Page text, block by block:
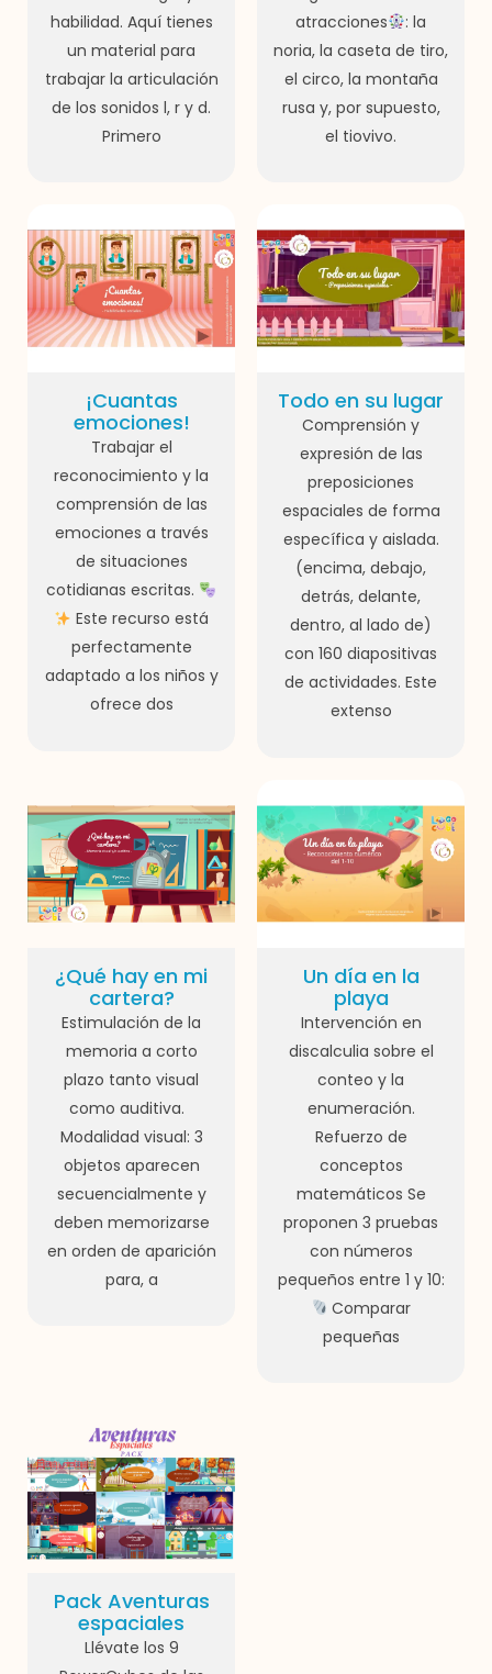
habilidad. Aquí tienes
un material para
trabajar la articulación
de los sonidos l, r y d.
Primero
atracciones
: la
noria, la caseta de tiro,
el circo, la montaña
rusa y, por supuesto,
el tiovivo.
¡Cuantas
emociones!
Trabajar el
reconocimiento y la
comprensión de las
emociones a través
de situaciones
cotidianas escritas.
Este recurso está
perfectamente
adaptado a los niños y
ofrece dos
Todo en su lugar
Comprensión y
expresión de las
preposiciones
espaciales de forma
específica y aislada.
(encima, debajo,
detrás, delante,
dentro, al lado de)
con 160 diapositivas
de actividades. Este
extenso
¿Qué hay en mi
cartera?
Estimulación de la
memoria a corto
plazo tanto visual
como auditiva.
Modalidad visual: 3
objetos aparecen
secuencialmente y
deben memorizarse
en orden de aparición
para, a
Un día en la
playa
Intervención en
discalculia sobre el
conteo y la
enumeración.
Refuerzo de
conceptos
matemáticos Se
proponen 3 pruebas
con números
pequeños entre 1 y 10:
Comparar
pequeñas
Pack Aventuras
espaciales
Llévate los 9